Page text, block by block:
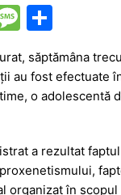
M
s
s
g
e
P
ar
ta
je
z
ă
săptămâna
au fost efectuate
o adolescentă
a rezultat
organizat în